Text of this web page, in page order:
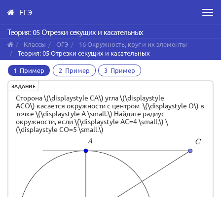
Skip
to
main
content
ЕГЭ
Теория: 05 Отрезки секущих и касательных
Классы ОГЭ
16 Окружность, круг и их элементы
Теория: 05 Отрезки секущих и касательных
1 Пример 2 Пример 3 Пример
ЗАДАНИЕ
Сторона \(\displaystyle CA\) угла \(\displaystyle
ACO\) касается окружности с центром \(\displaystyle O\) в
точке \(\displaystyle A \small.\) Найдите радиус
окружности, если \(\displaystyle AC=4 \small,\) \
(\displaystyle CO=5 \small.\)